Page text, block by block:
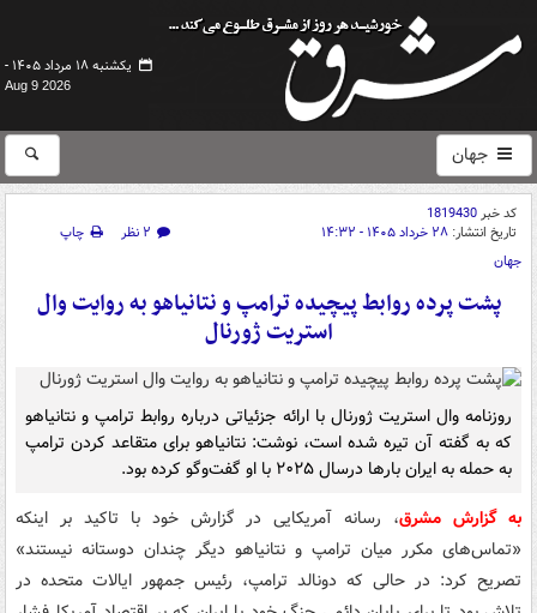
یکشنبه ۱۸ مرداد ۱۴۰۵ -
Aug 9 2026
جهان
کد خبر1819430
تاریخ انتشار: ۲۸ خرداد ۱۴۰۵ - ۱۴:۳۲ ۲ نظر
چاپ
جهان
پشت پرده روابط پیچیده ترامپ و نتانیاهو به روایت وال
استریت ژورنال
روزنامه وال استریت ژورنال با ارائه جزئیاتی درباره روابط ترامپ و نتانیاهو
که به گفته آن تیره شده است، نوشت: نتانیاهو برای متقاعد کردن ترامپ
به حمله به ایران بارها درسال ۲۰۲۵ با او گفت‌وگو کرده بود.
به گزارش مشرق، رسانه آمریکایی در گزارش خود با تاکید بر اینکه
«تماس‌های مکرر میان ترامپ و نتانیاهو دیگر چندان دوستانه نیستند»
تصریح کرد: در حالی که دونالد ترامپ، رئیس جمهور ایالات متحده در